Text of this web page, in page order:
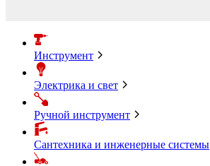
Инструмент
Электрика и свет
Ручной инструмент
Сантехника и инженерные системы